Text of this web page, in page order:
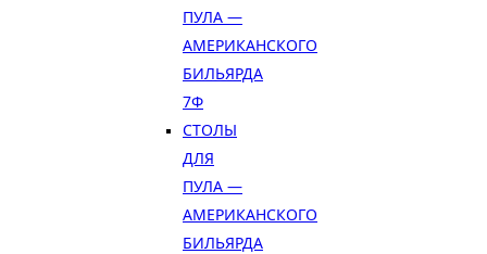
ПУЛА —
АМЕРИКАНСКОГО
БИЛЬЯРДА
7Ф
СТОЛЫ
ДЛЯ
ПУЛА —
АМЕРИКАНСКОГО
БИЛЬЯРДА